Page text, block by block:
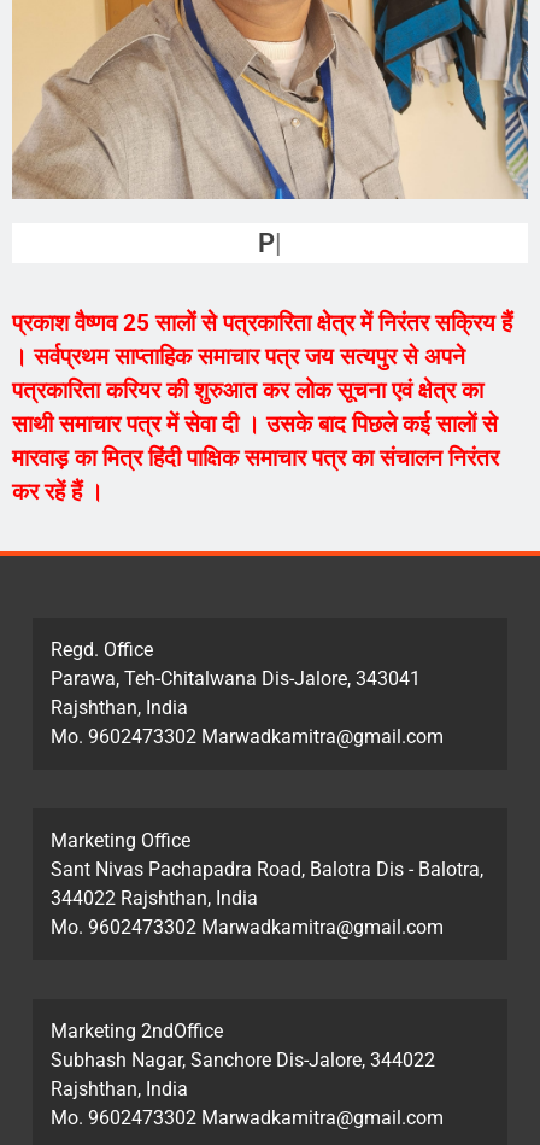
PRAKASH
प्रकाश वैष्णव 25 सालों से पत्रकारिता क्षेत्र में निरंतर सक्रिय हैं
। सर्वप्रथम साप्ताहिक समाचार पत्र जय सत्यपुर से अपने
पत्रकारिता करियर की शुरुआत कर लोक सूचना एवं क्षेत्र का
साथी समाचार पत्र में सेवा दी । उसके बाद पिछले कई सालों से
मारवाड़ का मित्र हिंदी पाक्षिक समाचार पत्र का संचालन निरंतर
कर रहें हैं ।
Regd. Office
Parawa, Teh-Chitalwana Dis-Jalore, 343041
Rajshthan, India
Mo. 9602473302 Marwadkamitra@gmail.com
Marketing Office
Sant Nivas Pachapadra Road, Balotra Dis - Balotra,
344022 Rajshthan, India
Mo. 9602473302 Marwadkamitra@gmail.com
Marketing 2ndOffice
Subhash Nagar, Sanchore Dis-Jalore, 344022
Rajshthan, India
Mo. 9602473302 Marwadkamitra@gmail.com